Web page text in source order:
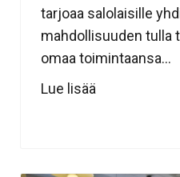
tarjoaa salolaisille
mahdollisuuden tulla
omaa toimintaansa...
Lue lisää